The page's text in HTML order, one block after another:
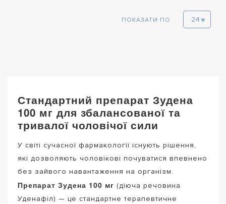
ПОКАЗАТИ ПО
Стандартний препарат Зудена
100 мг для збалансованої та
тривалої чоловічої сили
У світі сучасної фармакології існують рішення,
які дозволяють чоловікові почуватися впевнено
без зайвого навантаження на організм.
Препарат Зудена 100 мг (діюча речовина
Уденафіл) — це стандартне терапевтичне